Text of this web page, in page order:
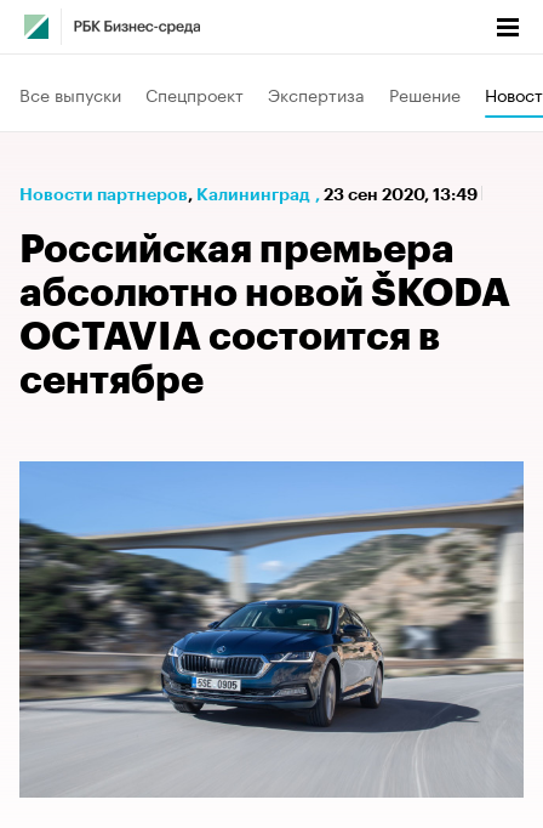
Все выпуски Спецпроект Экспертиза Решение
Новости партнеров⁠, Калининград , 23 сен 2020, 13:49
Российская премьера
абсолютно новой ŠKODA
OCTAVIA состоится в
сентябре